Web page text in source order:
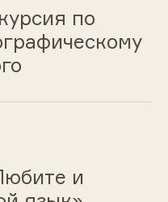
по
и